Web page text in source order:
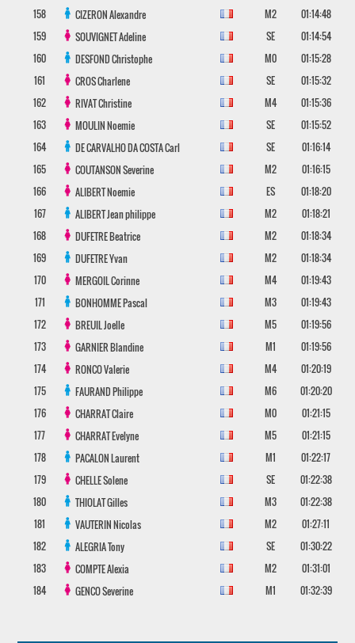
158
CIZERONAlexandre M2
01:14:48
159
SOUVIGNETAdeline SE
01:14:54
160
DESFONDChristophe M0
01:15:28
161
CROSCharlene SE
01:15:32
162
RIVATChristine M4
01:15:36
163
MOULINNoemie SE
01:15:52
164
DE CARVALHO DA COSTACarl SE
01:16:14
165
COUTANSONSeverine M2
01:16:15
166
ALIBERTNoemie ES
01:18:20
167
ALIBERTJean philippe M2
01:18:21
168
DUFETREBeatrice M2
01:18:34
169
DUFETREYvan M2
01:18:34
170
MERGOILCorinne M4
01:19:43
171
BONHOMMEPascal M3
01:19:43
172
BREUILJoelle M5
01:19:56
173
GARNIERBlandine M1
01:19:56
174
RONCOValerie M4
01:20:19
175
FAURANDPhilippe M6
01:20:20
176
CHARRATClaire M0
01:21:15
177
CHARRATEvelyne M5
01:21:15
178
PACALONLaurent M1
01:22:17
179
CHELLESolene SE
01:22:38
180
THIOLATGilles M3
01:22:38
181
VAUTERINNicolas M2
01:27:11
182
ALEGRIATony SE
01:30:22
183
COMPTEAlexia M2
01:31:01
184
GENCOSeverine M1 01:32:39